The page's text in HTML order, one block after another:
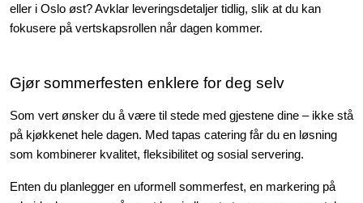
eller i Oslo øst? Avklar leveringsdetaljer tidlig, slik at du kan
fokusere på vertskapsrollen når dagen kommer.
Gjør sommerfesten enklere for deg selv
Som vert ønsker du å være til stede med gjestene dine – ikke stå
på kjøkkenet hele dagen. Med tapas catering får du en løsning
som kombinerer kvalitet, fleksibilitet og sosial servering.
Enten du planlegger en uformell sommerfest, en markering på